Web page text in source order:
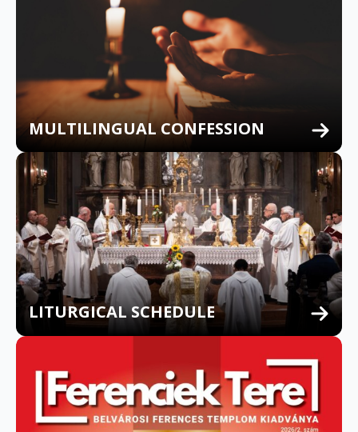
MULTILINGUAL CONFESSION
LITURGICAL SCHEDULE